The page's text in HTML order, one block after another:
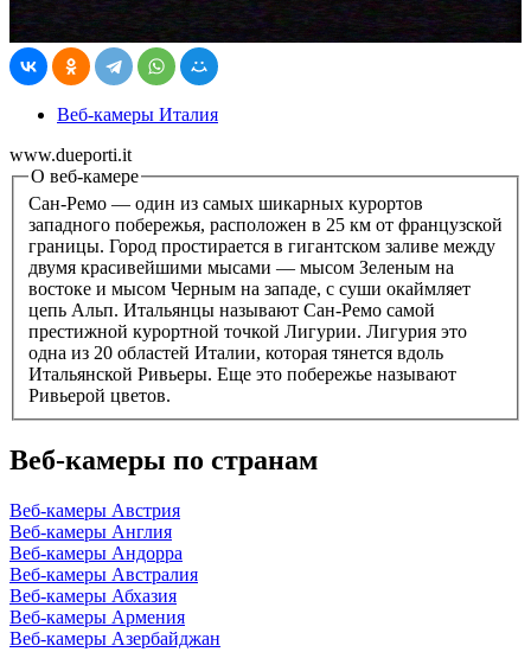
Веб-камеры Италия
www.dueporti.it
О веб-камере
Сан-Ремо — один из самых шикарных курортов
западного побережья, расположен в 25 км от французской
границы. Город простирается в гигантском заливе между
двумя красивейшими мысами — мысом Зеленым на
востоке и мысом Черным на западе, с суши окаймляет
цепь Альп. Итальянцы называют Сан-Ремо самой
престижной курортной точкой Лигурии. Лигурия это
одна из 20 областей Италии, которая тянется вдоль
Итальянской Ривьеры. Еще это побережье называют
Ривьерой цветов.
Веб-камеры по странам
Веб-камеры Австрия
Веб-камеры Англия
Веб-камеры Андорра
Веб-камеры Австралия
Веб-камеры Абхазия
Веб-камеры Армения
Веб-камеры Азербайджан